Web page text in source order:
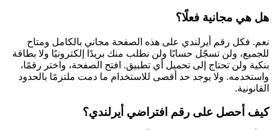
هل هي مجانية فعلًا؟
نعم. فكل رقم أيرلندي على هذه الصفحة مجاني بالكامل ومتاح
للجميع، ولن تسجّل حسابًا ولن نطلب منك بريدًا إلكترونيًا ولا بطاقة
بنكية ولن تحتاج إلى تحميل أي تطبيق. افتح الصفحة، واختر رقمًا،
واستخدمه. ولا يوجد حد أقصى للاستخدام ما دمت ملتزمًا بالحدود
القانونية.
كيف أحصل على رقم افتراضي أيرلندي؟